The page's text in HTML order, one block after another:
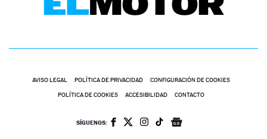
AVISO LEGAL POLÍTICA DE PRIVACIDAD CONFIGURACIÓN DE COOKIES
POLÍTICA DE COOKIES ACCESIBILIDAD CONTACTO
SÍGUENOS: